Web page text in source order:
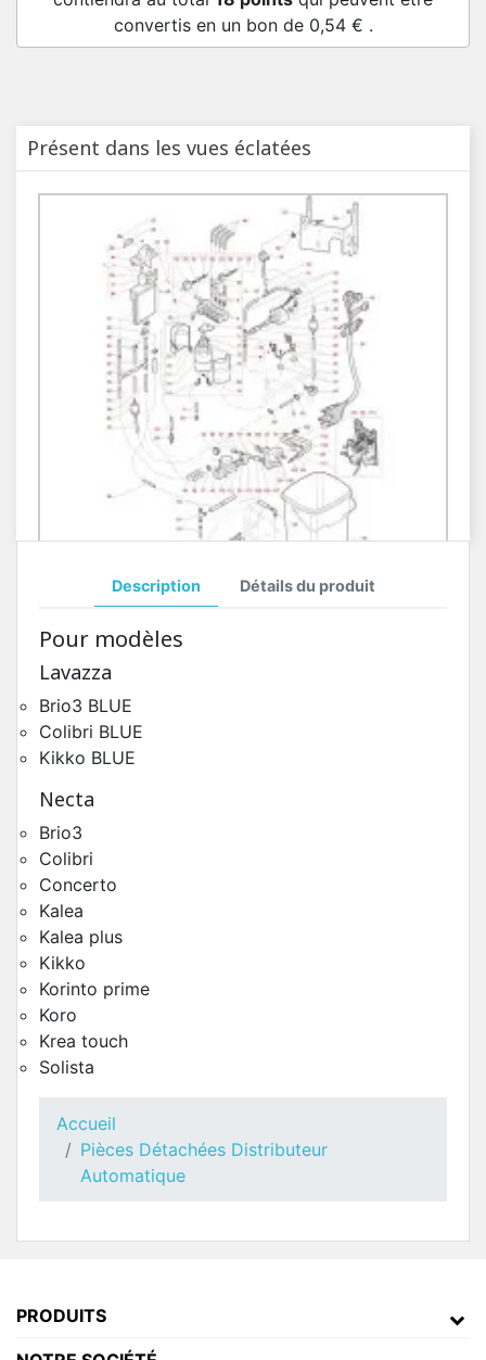
convertis en un bon de 0,54 € .
Présent dans les vues éclatées
Pièces Détachées Distributeur Automatique
Description Détails du produit
Pour modèles
Lavazza
Brio3 BLUE
Colibri BLUE
Kikko BLUE
Necta
Brio3
Colibri
Concerto
Kalea
Kalea plus
Kikko
Korinto prime
Koro
Krea touch
Solista
Accueil
Pièces Détachées Distributeur
Automatique
PRODUITS